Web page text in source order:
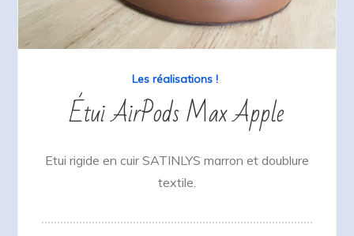
Les réalisations !
Étui AirPods Max Apple
Etui rigide en cuir SATINLYS marron et doublure
textile.